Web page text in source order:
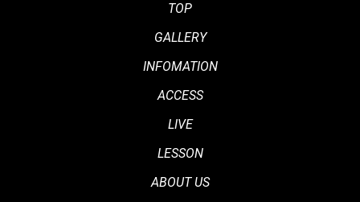
TOP
GALLERY
INFOMATION
ACCESS
LIVE
LESSON
ABOUT US